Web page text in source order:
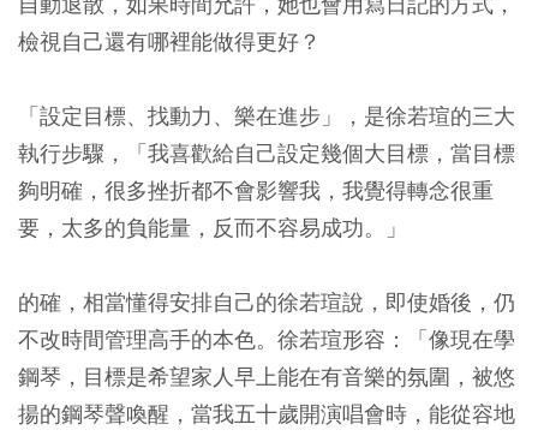
檢視自己還有哪裡能做得更好？
「設定目標、找動力、樂在進步」，是徐若瑄的三大
執行步驟，「我喜歡給自己設定幾個大目標，當目標
夠明確，很多挫折都不會影響我，我覺得轉念很重
要，太多的負能量，反而不容易成功。」
的確，相當懂得安排自己的徐若瑄說，即使婚後，仍
不改時間管理高手的本色。徐若瑄形容：「像現在學
鋼琴，目標是希望家人早上能在有音樂的氛圍，被悠
揚的鋼琴聲喚醒，當我五十歲開演唱會時，能從容地